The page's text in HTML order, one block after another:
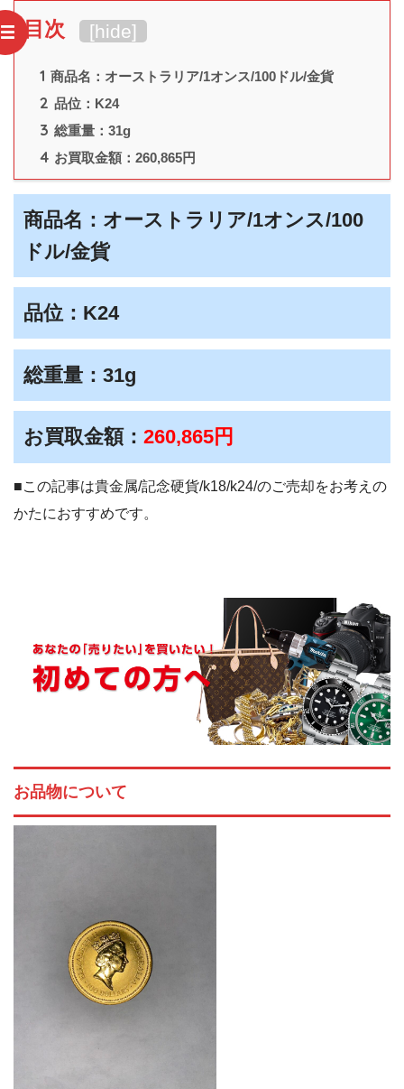
目次 [hide]
1 商品名：オーストラリア/1オンス/100ドル/金貨
2 品位：K24
3 総重量：31g
4 お買取金額：260,865円
商品名：オーストラリア/1オンス/100
ドル/金貨
品位：K24
総重量：31g
お買取金額：260,865円
■この記事は貴金属/記念硬貨/k18/k24/のご売却をお考えの
かたにおすすめです。
お品物について